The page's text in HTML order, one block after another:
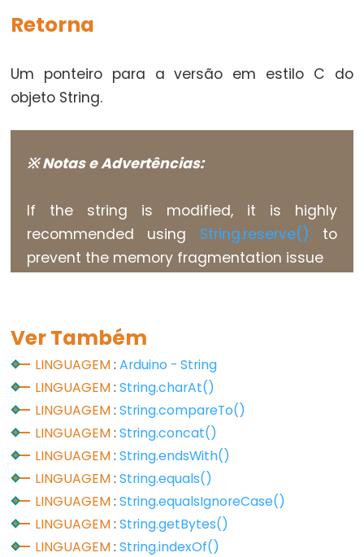
Types
bool
boolean
byte
float
short
String()
unsigned
char
unsigned
int
unsigned
long
void
word
Retorna
Um ponteiro para a versão em estilo C do
objeto String.
※ Notas e Advertências:
If the string is modified, it is highly
recommended using String.reserve() to
prevent the memory fragmentation issue
Ver Também
LINGUAGEM:Arduino - String
LINGUAGEM:String.charAt()
LINGUAGEM:String.compareTo()
LINGUAGEM:String.concat()
LINGUAGEM:String.endsWith()
LINGUAGEM:String.equals()
LINGUAGEM:String.equalsIgnoreCase()
LINGUAGEM:String.getBytes()
LINGUAGEM:String.indexOf()